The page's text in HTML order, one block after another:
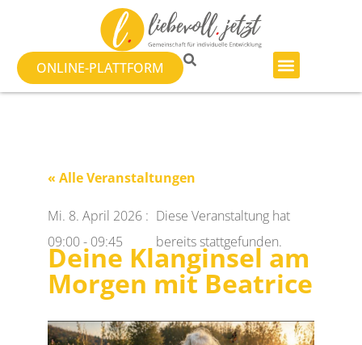
ONLINE-PLATTFORM
« Alle Veranstaltungen
Mi. 8. April 2026 :
09:00- 09:45
Diese Veranstaltung hat
bereits stattgefunden.
Deine Klanginsel am
Morgen mit Beatrice